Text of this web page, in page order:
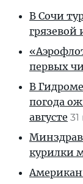
В Сочи
грязевой
первых
В
погода
августе
Минздрав
курилки